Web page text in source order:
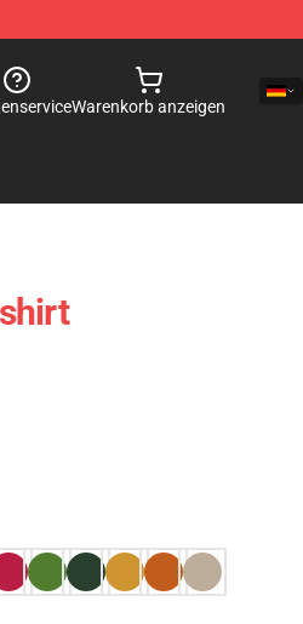
Warenkorb anzeigen